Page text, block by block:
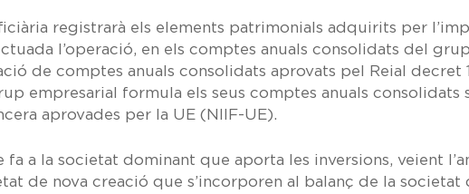
registrarà els elements patrimonials adquirits per
l’operació, en els comptes anuals consolidats del
de comptes anuals consolidats aprovats pel
Reial
decret
empresarial formula els seus comptes anuals consolidats
aprovades per la UE (NIIF-UE).
fa a la societat dominant que aporta les inversions, veient
de nova creació que s’incorporen al balanç de la societat